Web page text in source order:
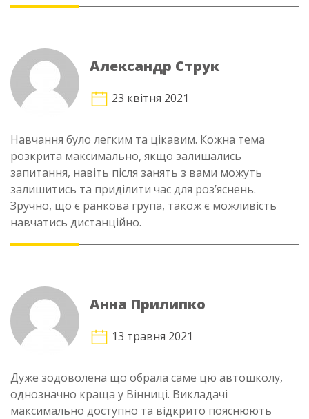
Александр Струк
23 квітня 2021
Навчання було легким та цікавим. Кожна тема
розкрита максимально, якщо залишались
запитання, навіть після занять з вами можуть
залишитись та приділити час для роз’яснень.
Зручно, що є ранкова група, також є можливість
навчатись дистанційно.
Анна Прилипко
13 травня 2021
Дуже зодоволена що обрала саме цю автошколу,
однозначно краща у Вінниці. Викладачі
максимально доступно та відкрито пояснюють